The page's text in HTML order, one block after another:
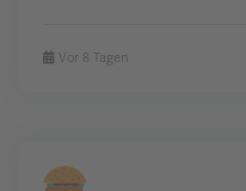
Vor 8 Tagen